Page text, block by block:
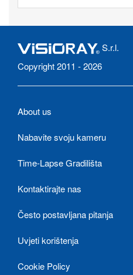
S.r.l.
Copyright 2011 - 2026
About us
Nabavite svoju kameru
Time-Lapse Gradilišta
Kontaktirajte nas
Često postavljana pitanja
Uvjeti korištenja
Cookie Policy